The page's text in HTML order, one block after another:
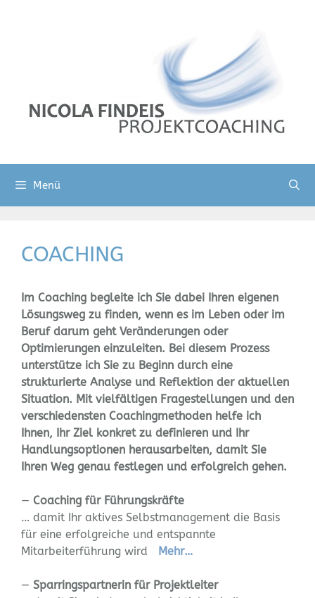
Menü
COACHING
Im Coaching begleite ich Sie dabei Ihren eigenen
Lösungsweg zu finden, wenn es im Leben oder im
Beruf darum geht Veränderungen oder
Optimierungen einzuleiten. Bei diesem Prozess
unterstütze ich Sie zu Beginn durch eine
strukturierte Analyse und Reflektion der aktuellen
Situation. Mit vielfältigen Fragestellungen und den
verschiedensten Coachingmethoden helfe ich
Ihnen, Ihr Ziel konkret zu definieren und Ihr
Handlungsoptionen herausarbeiten, damit Sie
Ihren Weg genau festlegen und erfolgreich gehen.
— Coaching für Führungskräfte
… damit Ihr aktives Selbstmanagement die Basis
für eine erfolgreiche und entspannte
Mitarbeiterführung wird
Mehr…
— Sparringspartnerin für Projektleiter